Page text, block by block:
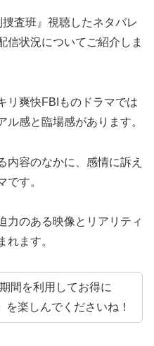
査班』視聴したネタバレ
信状況についてご紹介しま
リ爽快FBIものドラマでは
感と臨場感があります。
内容のなかに、感情に訴え
です。
力のある映像とリアリティ
れます。
間を利用してお得に
を楽しんでくださいね！